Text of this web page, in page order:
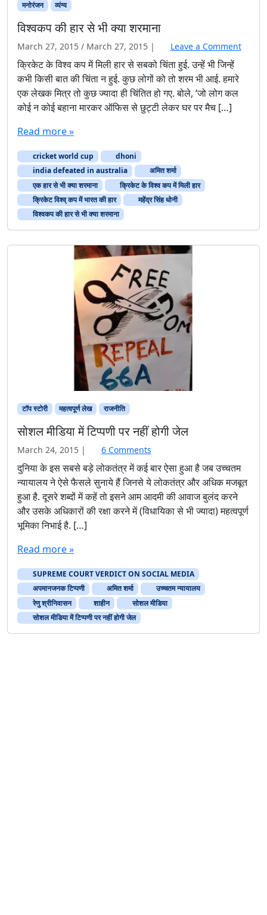
मनोरंजन व्यंग्य
विश्वकप की हार से भी क्या शरमाना
March 27, 2015 / March 27, 2015 | Leave a Comment
क्रिकेट के विश्व कप में मिली हार से सबको चिंता हुई. उन्हें भी जिन्हें
कभी किसी बात की चिंता न हुई. कुछ लोगों को तो शरम भी आई. हमारे
एक लेखक मित्र तो कुछ ज्यादा ही चिंतित हो गए. बोले, ‘जो लोग कल
कोई न कोई बहाना मारकर ऑफिस से छुट्टी लेकर घर पर मैच […]
Read more »
cricket world cup
dhoni
india defeated in australia
अमित शर्मा
एक हार से भी क्या शरमाना
क्रिकेट के विश्व कप में मिली हार
क्रिकेट विश्व् कप में भारत की हार
महेंद्र सिंह धोनी
विश्वकप की हार से भी क्या शरमाना
टॉप स्टोरी महत्वपूर्ण लेख राजनीति
सोशल मीडिया में टिप्पणी पर नहीं होगी जेल
March 24, 2015 | 6 Commentso
सो
श
ल
मी
प्प
णी
प
र
हीं
दुनिया के इस सबसे बड़े लोकतंत्र में कई बार ऐसा हुआ है जब उच्चतम
न्यायालय ने ऐसे फैसले सुनाये हैं जिनसे ये लोकतंत्र और अधिक मजबूत
हुआ है. दूसरे शब्दों में कहें तो इसने आम आदमी की आवाज बुलंद करने
और उसके अधिकारों की रक्षा करने में (विधायिका से भी ज्यादा) महत्वपूर्ण
भूमिका निभाई है. […]
Read more »
SUPREME COURT VERDICT ON SOCIAL MEDIA
अपमानजनक टिप्पणी
अमित शर्मा
उच्चतम न्यायालय
रेणु श्रीनिवासन
शाहीन
सोशल मीडिया
सोशल मीडिया में टिप्पणी पर नहीं होगी जेल